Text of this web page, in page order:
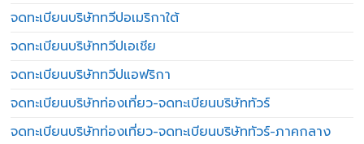
จดทะเบียนบริษัททวีปอเมริกาใต้
จดทะเบียนบริษัททวีปเอเชีย
จดทะเบียนบริษัททวีปแอฟริกา
จดทะเบียนบริษัทท่องเที่ยว-จดทะเบียนบริษัททัวร์
จดทะเบียนบริษัทท่องเที่ยว-จดทะเบียนบริษัททัวร์-ภาคกลาง